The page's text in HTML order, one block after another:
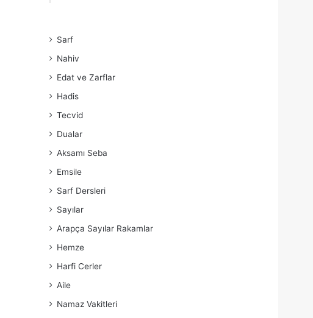
Sarf
Nahiv
Edat ve Zarflar
Hadis
Tecvid
Dualar
Aksamı Seba
Emsile
Sarf Dersleri
Sayılar
Arapça Sayılar Rakamlar
Hemze
Harfi Cerler
Aile
Namaz Vakitleri